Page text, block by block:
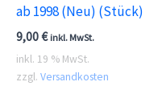
ab 1998 (Neu) (Stück)
9,00€ inkl. MwSt.
inkl. 19 % MwSt.
zzgl. Versandkosten